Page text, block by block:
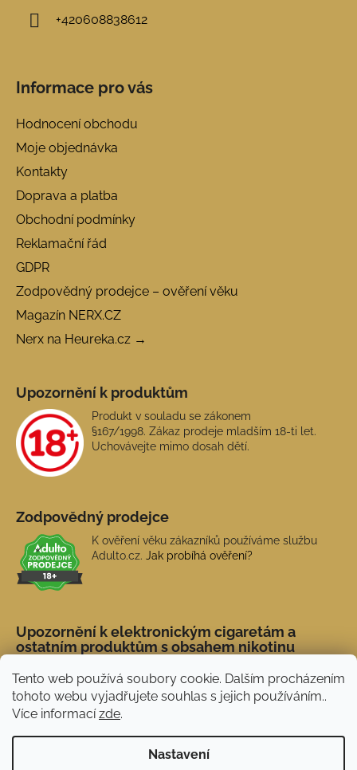
Tento web používá soubory cookie. Dalším procházením
tohoto webu vyjadřujete souhlas s jejich používáním..
Více informacízde.
Nastavení
+420608838612
Informace pro vás
Hodnocení obchodu
Moje objednávka
Kontakty
Doprava a platba
Obchodní podmínky
Reklamační řád
GDPR
Zodpovědný prodejce – ověření věku
Magazín NERX.CZ
Nerx na Heureka.cz →
Upozornění k produktům
Produkt v souladu se zákonem
§167/1998. Zákaz prodeje mladším 18-ti let.
Uchovávejte mimo dosah dětí.
Zodpovědný prodejce
K ověření věku zákazníků používáme službu
Adulto.cz. Jak probíhá ověření?
Upozornění k elektronickým cigaretám a
ostatním produktům s obsahem nikotinu